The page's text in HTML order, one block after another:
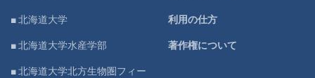
■ 北海道大学
■ 北海道大学水産学部
■ 北海道大学北方生物圏フィー
利用の仕方
著作権について